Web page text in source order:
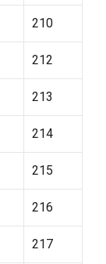
210
212
213
214
215
216
217